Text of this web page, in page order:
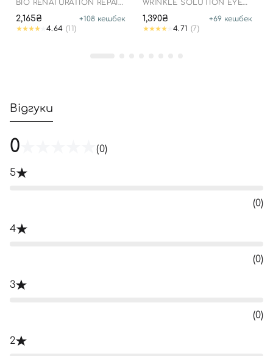
BIO RENATURATION REPAIR
2,165₴ +108 кешбек
4.64 (11)
ГАЛЬВАНІЧНИМ
ПІДСИЛЮВАЧЕМ-
АПЛІКАТОРОМ, 15 МЛ
WRINKLE SOLUTION EYE
1,390₴ +69 кешбек
4.71 (7)
Відгуки
0 (0)
5
(0)
4
(0)
3
(0)
2